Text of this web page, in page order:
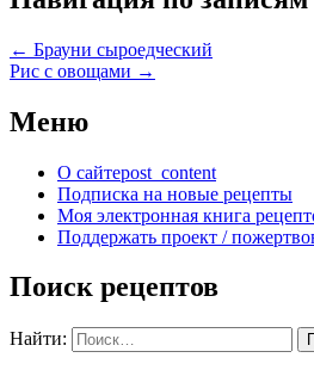
← Брауни сыроедческий
Рис с овощами →
Меню
О сайтеpost_content
Подписка на новые рецепты
Моя электронная книга
Поддержать проект /
Поиск рецептов
Найти: